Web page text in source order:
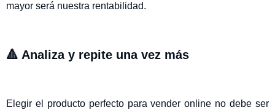
mayor será nuestra rentabilidad.
🔺 Analiza y repite una vez más
Elegir el producto perfecto para vender online no debe ser